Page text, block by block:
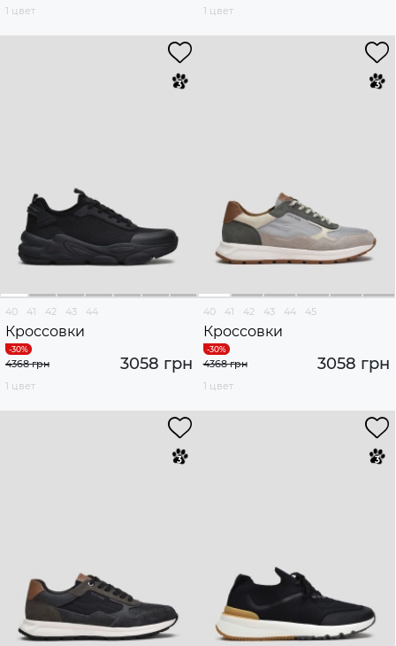
1 цвет
1 цвет
40 41 42 43 44
Кроссовки
3058 грн
4368 грн
1 цвет
40 41 42 43 44 45
Кроссовки
3058 грн
4368 грн
1 цвет